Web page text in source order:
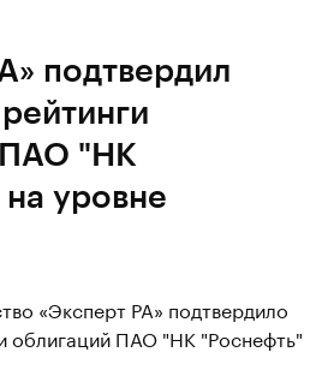
подтвердил
ПАО "НК
уровне
«Эксперт РА» подтвердило
облигаций ПАО "НК "Роснефть"